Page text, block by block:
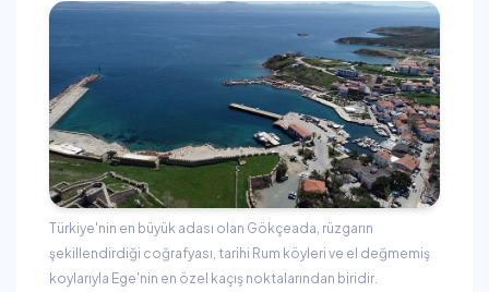
Türkiye'nin en büyük adası olan Gökçeada, rüzgarın
şekillendirdiği coğrafyası, tarihi Rum köyleri ve el değmemiş
koylarıyla Ege'nin en özel kaçış noktalarından biridir.